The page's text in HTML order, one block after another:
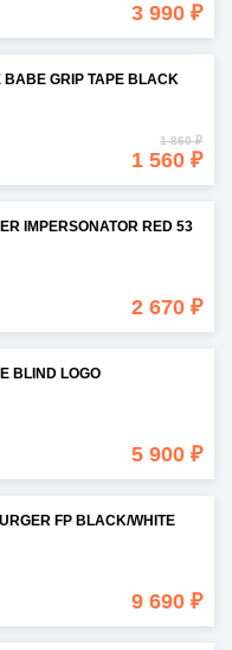
3 990 ₽
GRIP TAPE BLACK
1 860 ₽
1 560 ₽
IMPERSONATOR RED 53
2 670 ₽
BLIND LOGO
5 900 ₽
FP BLACK/WHITE
9 690 ₽